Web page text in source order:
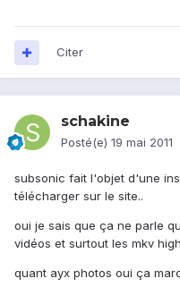
Citer
schakine
Posté(e) 19 mai 2011
subsonic fait l'objet d'une
télécharger sur le site..
oui je sais que ça ne parle
vidéos et surtout les mkv
quant ayx photos oui ça